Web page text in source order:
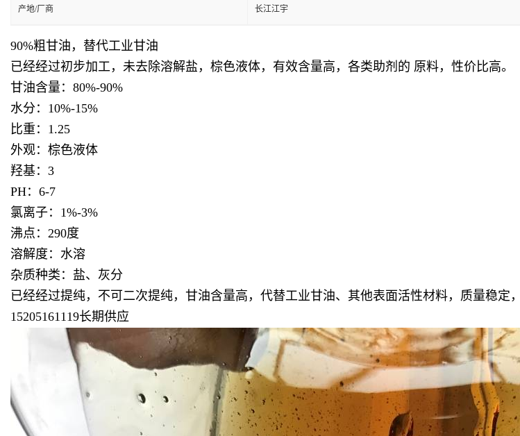
产地/厂商 长江江宇
90%粗甘油，替代工业甘油
已经经过初步加工，未去除溶解盐，棕色液体，有效含量高，各类助剂的 原料，性价比高。
甘油含量：80%-90%
水分：10%-15%
比重：1.25
外观：棕色液体
羟基：3
PH：6-7
氯离子：1%-3%
沸点：290度
溶解度：水溶
杂质种类：盐、灰分
已经经过提纯，不可二次提纯，甘油含量高，代替工业甘油、其他表面活性材料，质量稳定
15205161119长期供应